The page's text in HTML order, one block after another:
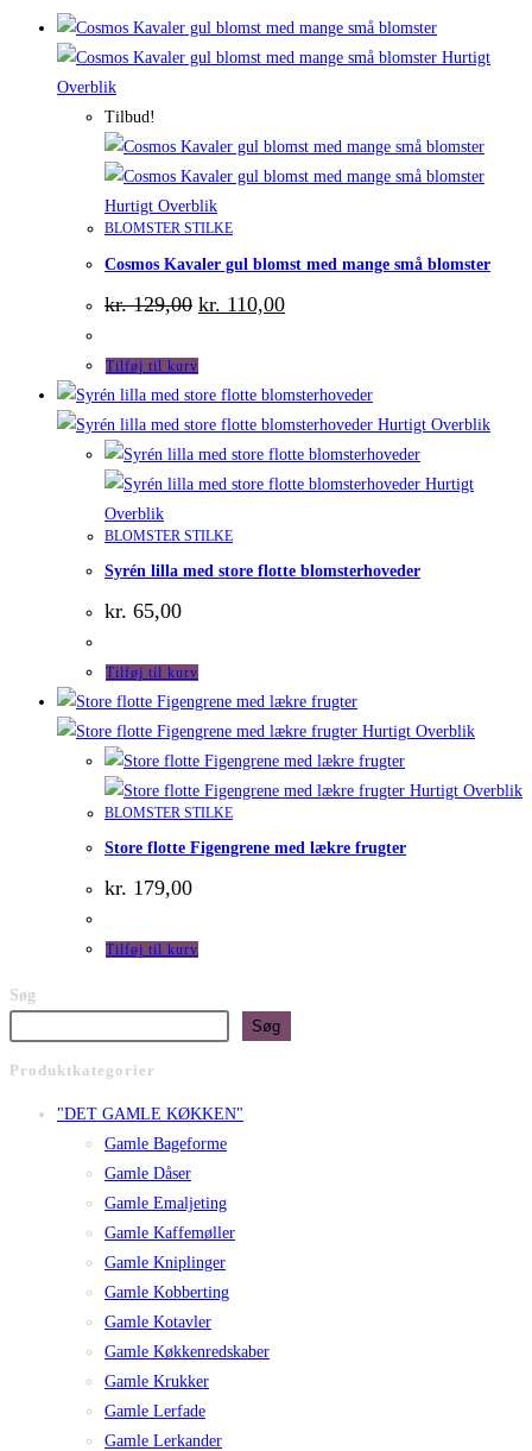
Hurtigt
Overblik
Tilbud!
Hurtigt Overblik
BLOMSTER STILKE
Cosmos Kavaler gul blomst med mange små blomster
kr.129,00 Den
oprindelige
var:
kr. 129,00.
kr. 110,00Den
aktuelle
kr. 110,00.
Tilføj til kurv
Hurtigt Overblik
Hurtigt
Overblik
BLOMSTER STILKE
Syrén lilla med store flotte blomsterhoveder
kr. 65,00
Tilføj til kurv
Hurtigt Overblik
Hurtigt Overblik
BLOMSTER STILKE
Store flotte Figengrene med lækre frugter
kr. 179,00
Tilføj til kurv
Søg
Søg
Produktkategorier
"DET GAMLE KØKKEN"
Gamle Bageforme
Gamle Dåser
Gamle Emaljeting
Gamle Kaffemøller
Gamle Kniplinger
Gamle Kobberting
Gamle Kotavler
Gamle Køkkenredskaber
Gamle Krukker
Gamle Lerfade
Gamle Lerkander